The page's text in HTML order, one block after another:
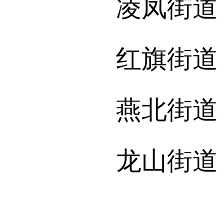
凌凤街道
红旗街道
燕北街道
龙山街道